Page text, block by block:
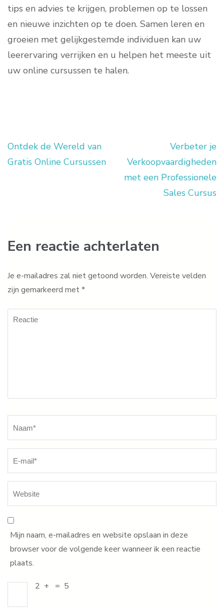
tips en advies te krijgen, problemen op te lossen
en nieuwe inzichten op te doen. Samen leren en
groeien met gelijkgestemde individuen kan uw
leerervaring verrijken en u helpen het meeste uit
uw online cursussen te halen.
Berichtnavigatie
Ontdek de Wereld van
Gratis Online Cursussen
Verbeter je
Verkoopvaardigheden
met een Professionele
Sales Cursus
Een reactie achterlaten
Je e-mailadres zal niet getoond worden. Vereiste velden
zijn gemarkeerd met*
Reactie
Mijn naam, e-mailadres en website opslaan in deze
browser voor de volgende keer wanneer ik een reactie
plaats.
2 + = 5